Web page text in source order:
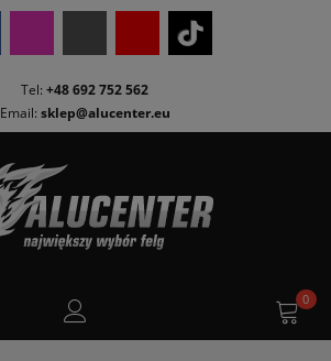
Tel: +48 692 752 562
Email: sklep@alucenter.eu
0